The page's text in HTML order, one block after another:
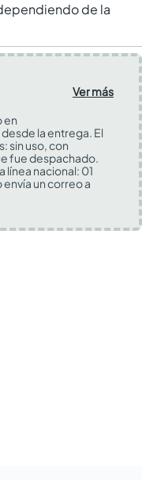
de la
Ver más
en
la entrega. El
sin uso, con
fue despachado.
línea nacional: 01
un correo a